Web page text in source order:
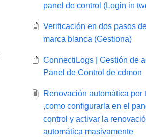
panel de control (Login in
Verificación en dos pasos
marca blanca (Gestiona)
ConnectiLogs | Gestión de
Panel de Control de cdmon
Renovación automática por
,como configurarla en el
control y activar la
automática masivamente